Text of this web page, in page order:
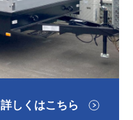
詳しくはこちら